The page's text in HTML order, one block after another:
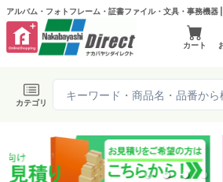
アルバム・フォトフレーム・証書ファイル・文具・事務機器
カート
カテゴリ